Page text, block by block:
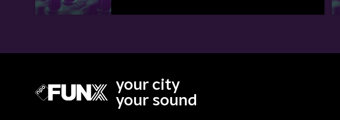
your city
your sound